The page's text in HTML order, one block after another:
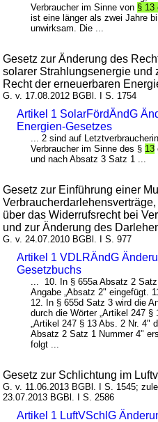
Verbraucher im Sinne von § 13
ist eine länger als zwei Jahre
unwirksam. Die ...
Gesetz zur Änderung des
solarer Strahlungsenergie und
Recht der erneuerbaren
G. v. 17.08.2012 BGBl. I S. 1754
Artikel 1 SolarFördÄndG
Energien-Gesetzes
... 2 sind auf
Verbraucher im Sinne des § 13
und nach Absatz 3 Satz 1 ...
Gesetz zur Einführung einer
über das Widerrufsrecht bei
und zur Änderung des
G. v. 24.07.2010 BGBl. I S. 977
Artikel 1 VDLRÄndG
Gesetzbuchs
... 10. In § 655a Absatz 2
Angabe „Absatz 2" eingefügt.
12. In § 655d Satz 3 wird die
durch die Wörter „Artikel 247 §
„Artikel 247 § 13 Abs. 2 Nr. 4"
Absatz 2 Satz 1 Nummer 4"
folgt ...
Gesetz zur Schlichtung im
G. v. 11.06.2013 BGBl. I S. 1545;
23.07.2013 BGBl. I S. 2586
Artikel 1 LuftVSchlG